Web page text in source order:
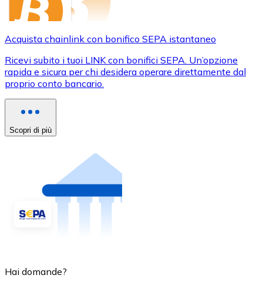
Acquista chainlink con bonifico SEPA istantaneo
Ricevi subito i tuoi LINK con bonifici SEPA. Un’opzione
rapida e sicura per chi desidera operare direttamente dal
proprio conto bancario.
Scopri di più
Hai domande?